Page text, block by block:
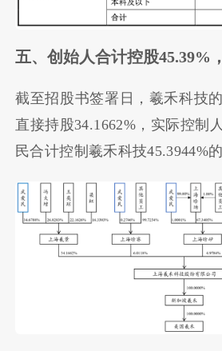
五、创始人合计控股45.39%
截至招股书签署日，羲禾科技
直接持股34.1662%，实际控制
民合计控制羲禾科技45.3944%